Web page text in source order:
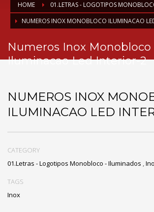
HOME
01.LETRAS - LOGOTIPOS
NUMEROS INOX MONOBLOCO ILUMINACAO
Numeros Inox Monobloco
Iluminacao Led Interior-2
NUMEROS INOX
ILUMINACAO LED
CATEGORY
01.Letras - Logotipos Monobloco - Iluminados ,
TAGS
Inox